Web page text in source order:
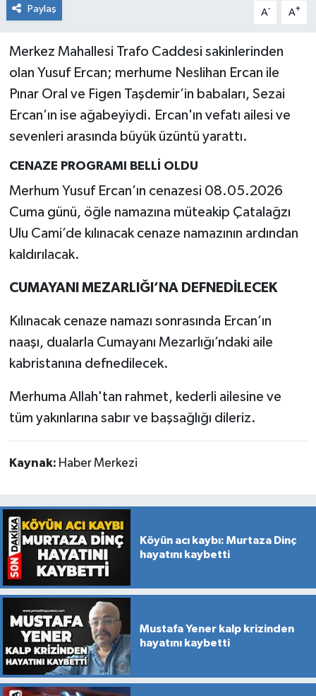
Paylaş A- A+
Merkez Mahallesi Trafo Caddesi sakinlerinden
olan Yusuf Ercan; merhume Neslihan Ercan ile
Pınar Oral ve Figen Taşdemir’in babaları, Sezai
Ercan’ın ise ağabeyiydi. Ercan'ın vefatı ailesi ve
sevenleri arasında büyük üzüntü yarattı.
CENAZE PROGRAMI BELLİ OLDU
Merhum Yusuf Ercan’ın cenazesi 08.05.2026
Cuma günü, öğle namazına müteakip Çatalağzı
Ulu Cami’de kılınacak cenaze namazının ardından
kaldırılacak.
CUMAYANI MEZARLIĞI’NA DEFNEDİLECEK
Kılınacak cenaze namazı sonrasında Ercan’ın
naaşı, dualarla Cumayanı Mezarlığı’ndaki aile
kabristanına defnedilecek.
Merhuma Allah'tan rahmet, kederli ailesine ve
tüm yakınlarına sabır ve başsağlığı dileriz.
Kaynak: Haber Merkezi
Köyün acı kaybı: Murtaza Dinç
hayatını kaybetti
Mustafa Yener kalp krizinden
hayatını kaybetti